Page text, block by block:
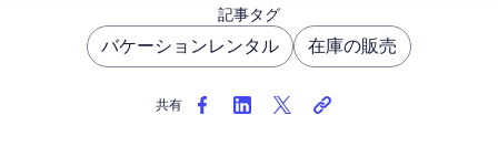
記事タグ
バケーションレンタル 在庫の販売
共有